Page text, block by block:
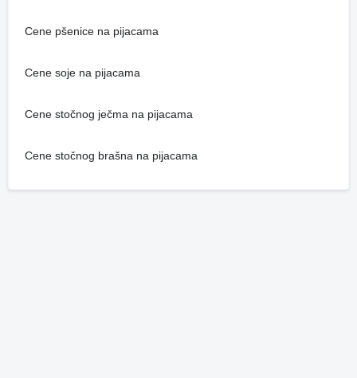
Cene pšenice na pijacama
Cene soje na pijacama
Cene stočnog ječma na pijacama
Cene stočnog brašna na pijacama